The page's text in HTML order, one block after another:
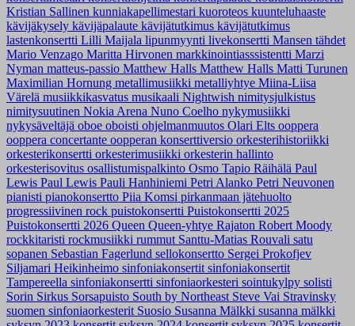
Kristian Sallinen kunniakapellimestari kuoroteos kuunteluhaaste
kävijäkysely kävijäpalaute kävijätutkimus kävijätutkimus
lastenkonsertti Lilli Maijala lipunmyynti livekonsertti Mansen tähdet
Mario Venzago Maritta Hirvonen markkinointiasssistentti Marzi
Nyman matteus-passio Matthew Halls Matthew Halls Matti Turunen
Maximilian Hornung metallimusiikki metalliyhtye Miina-Liisa
Värelä musiikkikasvatus musikaali Nightwish nimitysjulkistus
nimitysuutinen Nokia Arena Nuno Coelho nykymusiikki
nykysäveltäjä oboe oboisti ohjelmanmuutos Olari Elts ooppera
ooppera concertante oopperan konserttiversio orkesterihistoriikki
orkesterikonsertti orkesterimusiikki orkesterin hallinto
orkesterisovitus osallistumispalkinto Osmo Tapio Räihälä Paul
Lewis Paul Lewis Pauli Hanhiniemi Petri Alanko Petri Neuvonen
pianisti pianokonsertto Piia Komsi pirkanmaan jätehuolto
progressiivinen rock puistokonsertti Puistokonsertti 2025
Puistokonsertti 2026 Queen Queen-yhtye Rajaton Robert Moody
rockkitaristi rockmusiikki rummut Santtu-Matias Rouvali satu
sopanen Sebastian Fagerlund sellokonsertto Sergei Prokofjev
Siljamari Heikinheimo sinfoniakonsertit sinfoniakonsertit
Tampereella sinfoniakonsertti sinfoniaorkesteri sointukylpy solisti
Sorin Sirkus Sorsapuisto South by Northeast Steve Vai Stravinsky
suomen sinfoniaorkesterit Suosio Susanna Mälkki susanna mälkki